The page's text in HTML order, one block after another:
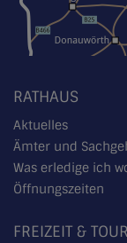
RATHAUS
Aktuelles
Ämter und
Was erledige ich
Öffnungszeiten
FREIZEIT &